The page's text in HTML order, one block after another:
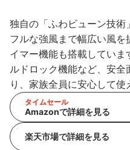
独自の「ふわビューン技術
フルな強風まで幅広い風
イマー機能も搭載していま
ルドロック機能など、安
り、家族全員に安心して使
タイムセール
Amazonで詳細を見る
楽天市場で詳細を見る